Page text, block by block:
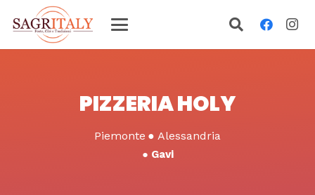
PIZZERIA HOLY
Piemonte ● Alessandria
● Gavi